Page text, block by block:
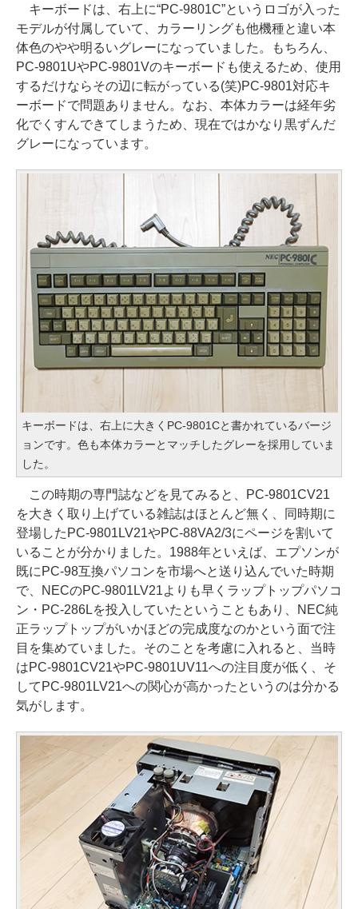
キーボードは、右上に“PC-9801C”というロゴが入った
モデルが付属していて、カラーリングも他機種と違い本
体色のやや明るいグレーになっていました。もちろん、
PC-9801UやPC-9801Vのキーボードも使えるため、使用
するだけならその辺に転がっている(笑)PC-9801対応キ
ーボードで問題ありません。なお、本体カラーは経年劣
化でくすんできてしまうため、現在ではかなり黒ずんだ
グレーになっています。
キーボードは、右上に大きくPC-9801Cと書かれているバージ
ョンです。色も本体カラーとマッチしたグレーを採用していま
した。
この時期の専門誌などを見てみると、PC-9801CV21
を大きく取り上げている雑誌はほとんど無く、同時期に
登場したPC-9801LV21やPC-88VA2/3にページを割いて
いることが分かりました。1988年といえば、エプソンが
既にPC-98互換パソコンを市場へと送り込んでいた時期
で、NECのPC-9801LV21よりも早くラップトップパソコ
ン・PC-286Lを投入していたということもあり、NEC純
正ラップトップがいかほどの完成度なのかという面で注
目を集めていました。そのことを考慮に入れると、当時
はPC-9801CV21やPC-9801UV11への注目度が低く、そ
してPC-9801LV21への関心が高かったというのは分かる
気がします。